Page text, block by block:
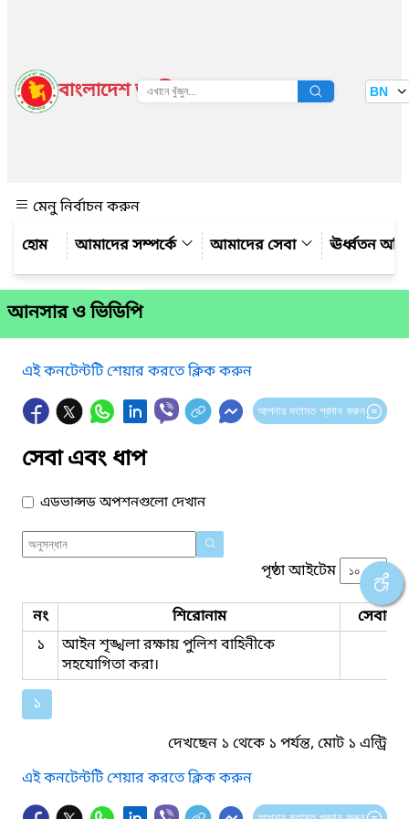
বাংলাদেশ জাতীয় তথ্য বাতায়ন BN
মেনু নির্বাচন করুন
আমাদের সম্পর্কে
আমাদের সেবা ঊর্ধ্বতন
আনসার ও ভিডিপি
এই কনটেন্টটি শেয়ার করতে ক্লিক করুন
আপনার মতামত প্রদান করুন
সেবা এবং ধাপ
এডভান্সড অপশনগুলো দেখান
পৃষ্ঠা আইটেম
নং শিরোনাম
সেবার
১
আইন শৃঙ্খলা রক্ষায় পুলিশ বাহিনীকে
সহযোগিতা করা।
১
দেখছেন ১ থেকে ১ পর্যন্ত, মোট ১ এন্ট্রি
এই কনটেন্টটি শেয়ার করতে ক্লিক করুন